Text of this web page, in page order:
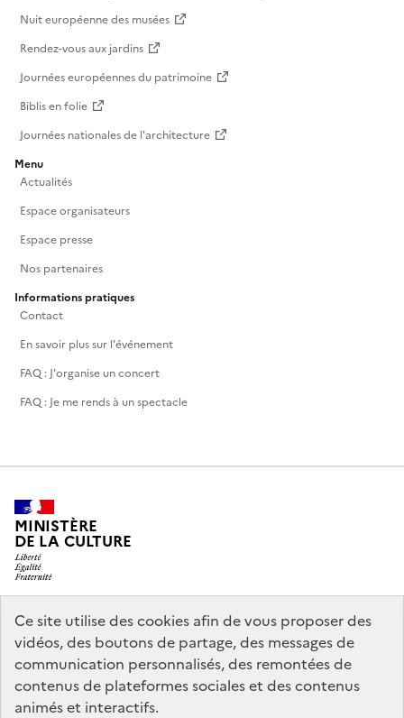
Ce site utilise des cookies afin de vous proposer des
vidéos, des boutons de partage, des messages de
communication personnalisés, des remontées de
contenus de plateformes sociales et des contenus
animés et interactifs.
Nuit européenne des musées
Rendez-vous aux jardins
Journées européennes du patrimoine
Biblis en folie
Journées nationales de l'architecture
Menu
Actualités
Espace organisateurs
Espace presse
Nos partenaires
Informations pratiques
Contact
En savoir plus sur l'événement
FAQ : J'organise un concert
FAQ : Je me rends à un spectacle
MINISTÈRE
DE LA CULTURE
legifrance.gouv.fr
info.gouv.fr
service-public.gouv.fr
data.gouv.fr